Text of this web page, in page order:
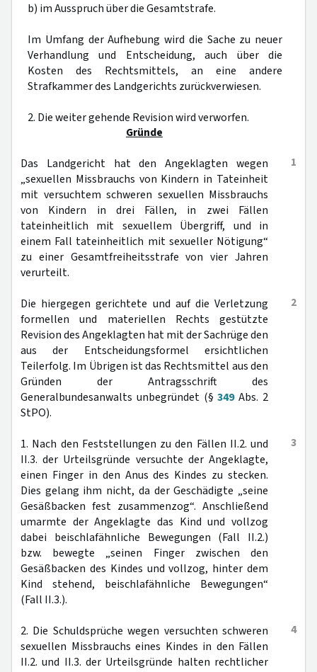
b) im Ausspruch über die Gesamtstrafe.
Im Umfang der Aufhebung wird die Sache zu neuer
Verhandlung und Entscheidung, auch über die
Kosten des Rechtsmittels, an eine andere
Strafkammer des Landgerichts zurückverwiesen.
2. Die weiter gehende Revision wird verworfen.
Gründe
1
Das Landgericht hat den Angeklagten wegen
„sexuellen Missbrauchs von Kindern in Tateinheit
mit versuchtem schweren sexuellen Missbrauchs
von Kindern in drei Fällen, in zwei Fällen
tateinheitlich mit sexuellem Übergriff, und in
einem Fall tateinheitlich mit sexueller Nötigung“
zu einer Gesamtfreiheitsstrafe von vier Jahren
verurteilt.
2
Die hiergegen gerichtete und auf die Verletzung
formellen und materiellen Rechts gestützte
Revision des Angeklagten hat mit der Sachrüge den
aus der Entscheidungsformel ersichtlichen
Teilerfolg. Im Übrigen ist das Rechtsmittel aus den
Gründen der Antragsschrift des
Generalbundesanwalts unbegründet (§349Abs. 2
StPO).
3
1. Nach den Feststellungen zu den Fällen II.2. und
II.3. der Urteilsgründe versuchte der Angeklagte,
einen Finger in den Anus des Kindes zu stecken.
Dies gelang ihm nicht, da der Geschädigte „seine
Gesäßbacken fest zusammenzog“. Anschließend
umarmte der Angeklagte das Kind und vollzog
dabei beischlafähnliche Bewegungen (Fall II.2.)
bzw. bewegte „seinen Finger zwischen den
Gesäßbacken des Kindes und vollzog, hinter dem
Kind stehend, beischlafähnliche Bewegungen“
(Fall II.3.).
4
2. Die Schuldsprüche wegen versuchten schweren
sexuellen Missbrauchs eines Kindes in den Fällen
II.2. und II.3. der Urteilsgründe halten rechtlicher